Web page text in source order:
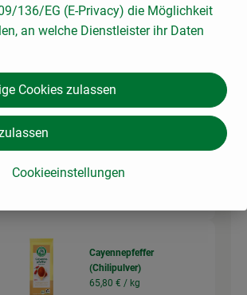
Rosmarin
89,67 € /
Artikelanzahl
Cayennepfeffer
(Chilipulver)
65,80 € / kg
136/EG (E-Privacy) die Möglichkeit
an welche Dienstleister ihr Daten
Cookieeinstellungen
Cookies zulassen